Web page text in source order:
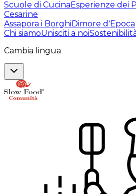
Scuole di CucinaEsperienze dei
Cesarine
Assapora i BorghiDimore d'Epoca
Chi siamoUnisciti a noi
Cambia lingua